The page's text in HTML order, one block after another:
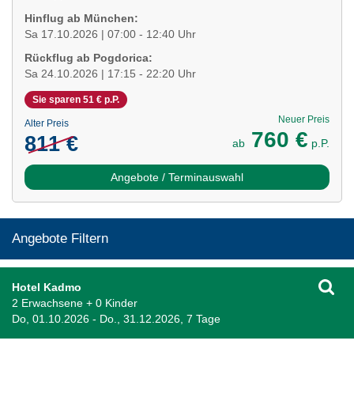
Hinflug ab München:
Sa 17.10.2026 | 07:00 - 12:40 Uhr
Rückflug ab Pogdorica:
Sa 24.10.2026 | 17:15 - 22:20 Uhr
Sie sparen 51 € p.P.
Alter Preis
811 €
Neuer Preis
ab 760 € p.P.
Angebote / Terminauswahl
Angebote Filtern
Hotel Kadmo
2 Erwachsene + 0 Kinder
Do, 01.10.2026 - Do., 31.12.2026, 7 Tage